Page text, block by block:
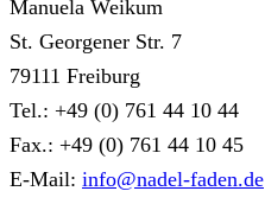
Manuela Weikum
St. Georgener Str. 7
79111 Freiburg
Tel.: +49 (0) 761 44 10 44
Fax.: +49 (0) 761 44 10 45
E-Mail: info@nadel-faden.de